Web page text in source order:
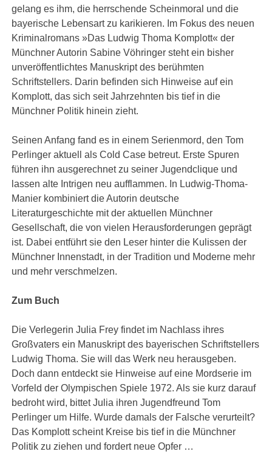
gelang es ihm, die herrschende Scheinmoral und die
bayerische Lebensart zu karikieren. Im Fokus des neuen
Kriminalromans »Das Ludwig Thoma Komplott« der
Münchner Autorin Sabine Vöhringer steht ein bisher
unveröffentlichtes Manuskript des berühmten
Schriftstellers. Darin befinden sich Hinweise auf ein
Komplott, das sich seit Jahrzehnten bis tief in die
Münchner Politik hinein zieht.
Seinen Anfang fand es in einem Serienmord, den Tom
Perlinger aktuell als Cold Case betreut. Erste Spuren
führen ihn ausgerechnet zu seiner Jugendclique und
lassen alte Intrigen neu aufflammen. In Ludwig-Thoma-
Manier kombiniert die Autorin deutsche
Literaturgeschichte mit der aktuellen Münchner
Gesellschaft, die von vielen Herausforderungen geprägt
ist. Dabei entführt sie den Leser hinter die Kulissen der
Münchner Innenstadt, in der Tradition und Moderne mehr
und mehr verschmelzen.
Zum Buch
Die Verlegerin Julia Frey findet im Nachlass ihres
Großvaters ein Manuskript des bayerischen Schriftstellers
Ludwig Thoma. Sie will das Werk neu herausgeben.
Doch dann entdeckt sie Hinweise auf eine Mordserie im
Vorfeld der Olympischen Spiele 1972. Als sie kurz darauf
bedroht wird, bittet Julia ihren Jugendfreund Tom
Perlinger um Hilfe. Wurde damals der Falsche verurteilt?
Das Komplott scheint Kreise bis tief in die Münchner
Politik zu ziehen und fordert neue Opfer …